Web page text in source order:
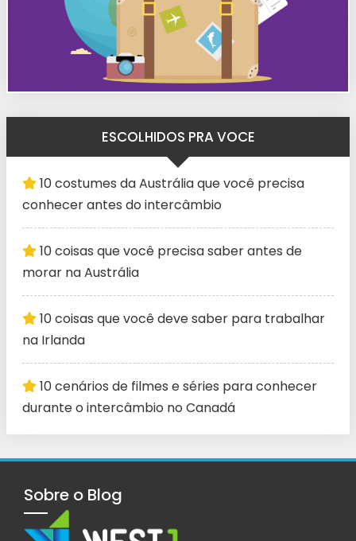
ESCOLHIDOS PRA VOCE
10 costumes da Austrália que você precisa
conhecer antes do intercâmbio
10 coisas que você precisa saber antes de
morar na Austrália
10 coisas que você deve saber para trabalhar
na Irlanda
10 cenários de filmes e séries para conhecer
durante o intercâmbio no Canadá
Sobre o Blog